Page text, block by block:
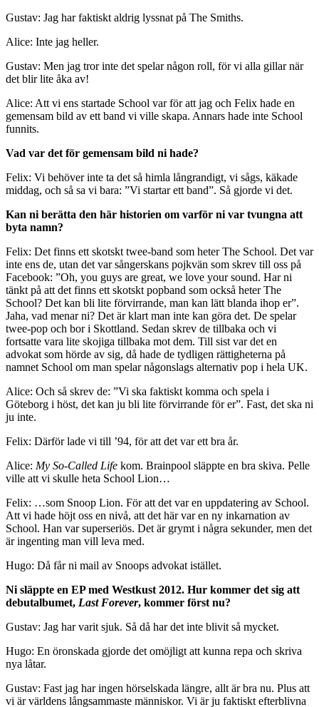
Gustav: Jag har faktiskt aldrig lyssnat på The Smiths.
Alice: Inte jag heller.
Gustav: Men jag tror inte det spelar någon roll, för vi alla gillar när
det blir lite åka av!
Alice: Att vi ens startade School var för att jag och Felix hade en
gemensam bild av ett band vi ville skapa. Annars hade inte School
funnits.
Vad var det för gemensam bild ni hade?
Felix: Vi behöver inte ta det så himla långrandigt, vi sågs, käkade
middag, och så sa vi bara: ”Vi startar ett band”. Så gjorde vi det.
Kan ni berätta den här historien om varför ni var tvungna att
byta namn?
Felix: Det finns ett skotskt twee-band som heter The School. Det var
inte ens de, utan det var sångerskans pojkvän som skrev till oss på
Facebook: ”Oh, you guys are great, we love your sound. Har ni
tänkt på att det finns ett skotskt popband som också heter The
School? Det kan bli lite förvirrande, man kan lätt blanda ihop er”.
Jaha, vad menar ni? Det är klart man inte kan göra det. De spelar
twee-pop och bor i Skottland. Sedan skrev de tillbaka och vi
fortsatte vara lite skojiga tillbaka mot dem. Till sist var det en
advokat som hörde av sig, då hade de tydligen rättigheterna på
namnet School om man spelar någonslags alternativ pop i hela UK.
Alice: Och så skrev de: ”Vi ska faktiskt komma och spela i
Göteborg i höst, det kan ju bli lite förvirrande för er”. Fast, det ska ni
ju inte.
Felix: Därför lade vi till ’94, för att det var ett bra år.
Alice: My So-Called Life kom. Brainpool släppte en bra skiva. Pelle
ville att vi skulle heta School Lion…
Felix: …som Snoop Lion. För att det var en uppdatering av School.
Att vi hade höjt oss en nivå, att det här var en ny inkarnation av
School. Han var superseriös. Det är grymt i några sekunder, men det
är ingenting man vill leva med.
Hugo: Då får ni mail av Snoops advokat istället.
Ni släppte en EP med Westkust 2012. Hur kommer det sig att
debutalbumet, Last Forever, kommer först nu?
Gustav: Jag har varit sjuk. Så då har det inte blivit så mycket.
Hugo: En öronskada gjorde det omöjligt att kunna repa och skriva
nya låtar.
Gustav: Fast jag har ingen hörselskada längre, allt är bra nu. Plus att
vi är världens långsammaste människor. Vi är ju faktiskt efterblivna